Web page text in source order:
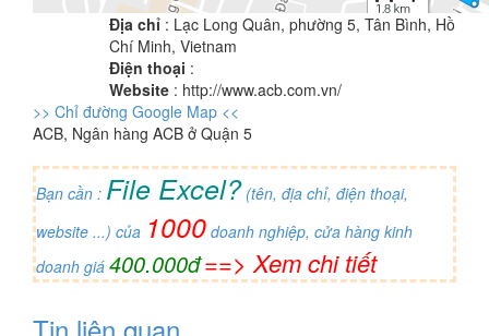
Địa chỉ : Lạc Long Quân, phường 5, Tân Bình, Hồ
Chí Minh, Vietnam
Điện thoại :
Website : http://www.acb.com.vn/
>> Chỉ đường Google Map <<
ACB, Ngân hàng ACB ở Quận 5
Bạn cần : File Excel? (tên, địa chỉ, điện thoại,
website ...) của 1000 doanh nghiệp, cửa hàng kinh
doanh giá 400.000đ==> Xem chi tiết